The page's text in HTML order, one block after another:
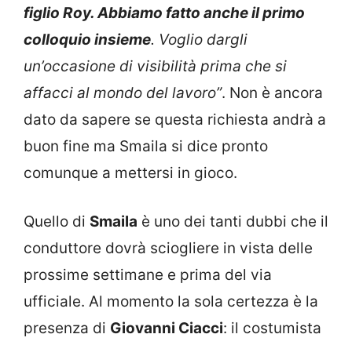
figlio Roy. Abbiamo fatto anche il primo
colloquio insieme. Voglio dargli
un’occasione di visibilità prima che si
affacci al mondo del lavoro”. Non è ancora
dato da sapere se questa richiesta andrà a
buon fine ma Smaila si dice pronto
comunque a mettersi in gioco.
Quello di Smaila è uno dei tanti dubbi che il
conduttore dovrà sciogliere in vista delle
prossime settimane e prima del via
ufficiale. Al momento la sola certezza è la
presenza di Giovanni Ciacci: il costumista